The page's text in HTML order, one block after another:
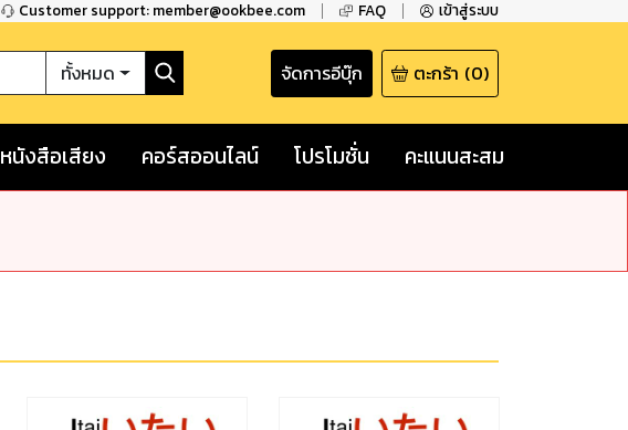
Customer support: member@ookbee.com FAQ เข้าสู่ระบบ
ทั้งหมด จัดการอีบุ๊ก ตะกร้า (0)
หนังสือเสียง คอร์สออนไลน์ โปรโมชั่น คะแนนสะสม